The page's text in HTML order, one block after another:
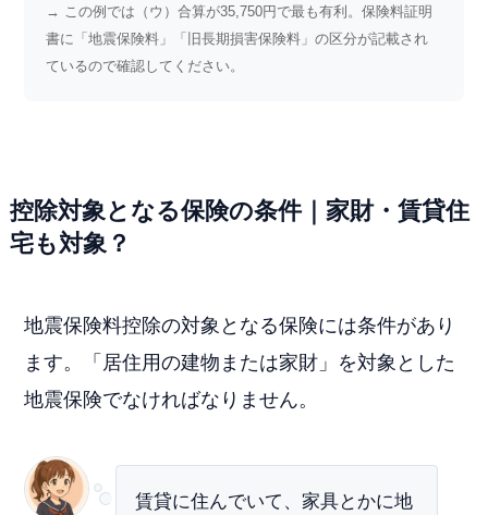
→ この例では（ウ）合算が35,750円で最も有利。保険料証明
書に「地震保険料」「旧長期損害保険料」の区分が記載され
ているので確認してください。
控除対象となる保険の条件｜家財・賃貸住
宅も対象？
地震保険料控除の対象となる保険には条件があり
ます。「居住用の建物または家財」を対象とした
地震保険でなければなりません。
賃貸に住んでいて、家具とかに地